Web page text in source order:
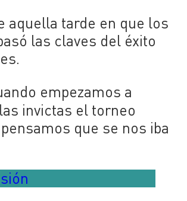
aquella tarde en que los
las claves del éxito
empezamos a
invictas el torneo
que se nos iba